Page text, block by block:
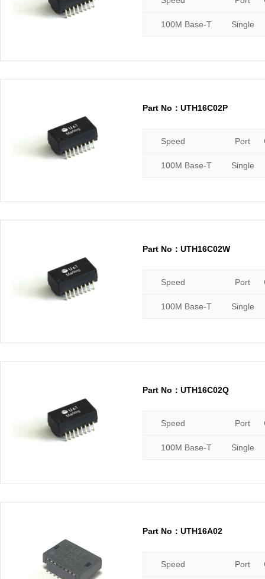
100M Base-T Single
Part No：UTH16C02P
Speed Port
100M Base-T Single
Part No：UTH16C02W
Speed Port
100M Base-T Single
Part No：UTH16C02Q
Speed Port
100M Base-T Single
Part No：UTH16A02
Speed Port